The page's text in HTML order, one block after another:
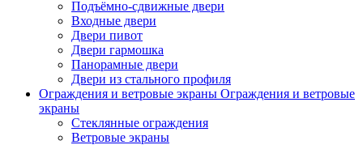
Подъёмно-сдвижные двери
Входные двери
Двери пивот
Двери гармошка
Панорамные двери
Двери из стального профиля
Ограждения и ветровые экраны Ограждения и ветровые
экраны
Стеклянные ограждения
Ветровые экраны